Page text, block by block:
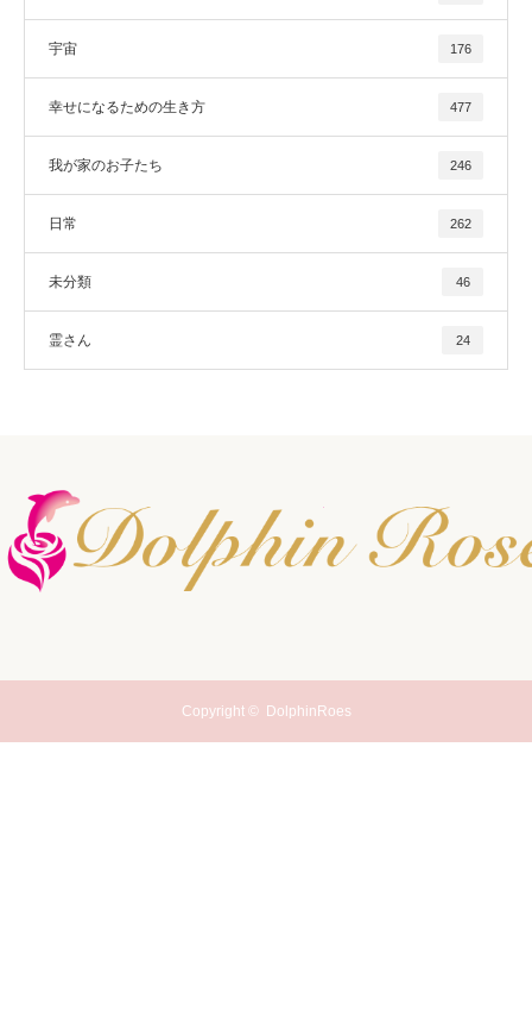
宇宙 176
幸せになるための生き方 477
我が家のお子たち 246
日常 262
未分類 46
霊さん 24
Copyright © DolphinRoes